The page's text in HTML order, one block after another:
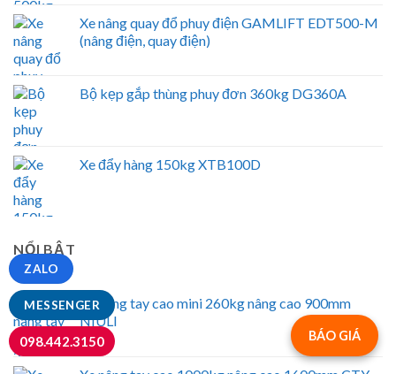
Xe nâng quay đổ phuy điện GAMLIFT EDT500-M
(nâng điện, quay điện)
Bộ kẹp gắp thùng phuy đơn 360kg DG360A
Xe đẩy hàng 150kg XTB100D
NỔI BẬT
Xe nâng tay cao mini 260kg nâng cao 900mm
NIULI
BÁO GIÁ
MESSENGER
ZALO
098.442.3150